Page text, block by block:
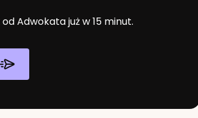
Adwokata już w 15 minut.